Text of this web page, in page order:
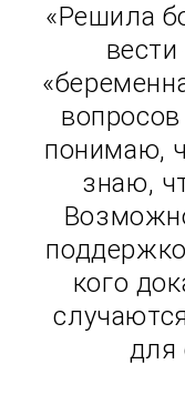
«Решила
понимаю,
знаю,
кого
для